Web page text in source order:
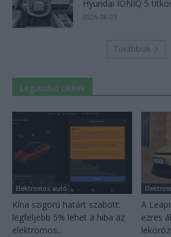
Hyundai IONIQ 5
2026-08-03
Továbbiak
Legutolsó cikkek
Elektromos autó
Kína szigorú határt szabott:
legfeljebb 5% lehet a hiba az
elektromos...
A
ezres